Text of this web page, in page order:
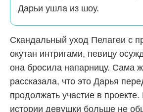
Дарьи ушла из шоу.
Скандальный уход Пелагеи с
окутан интригами, певицу
она бросила напарницу. Сама
рассказала, что это Дарья
продолжать участие в
истории девушки больше не